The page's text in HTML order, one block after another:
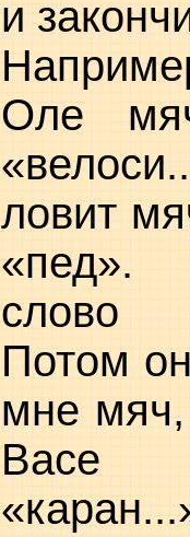
и
Оле
ловит
«пед».
слово
Потом
мне
Васе